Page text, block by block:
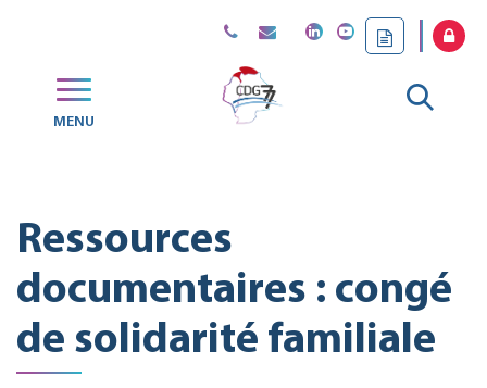
MENU
Aller
Ressources
documentaires : congé
de solidarité familiale